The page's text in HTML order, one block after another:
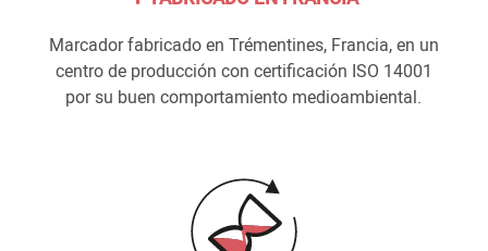
Marcador fabricado en Trémentines, Francia, en un
centro de producción con certificación ISO 14001
por su buen comportamiento medioambiental.